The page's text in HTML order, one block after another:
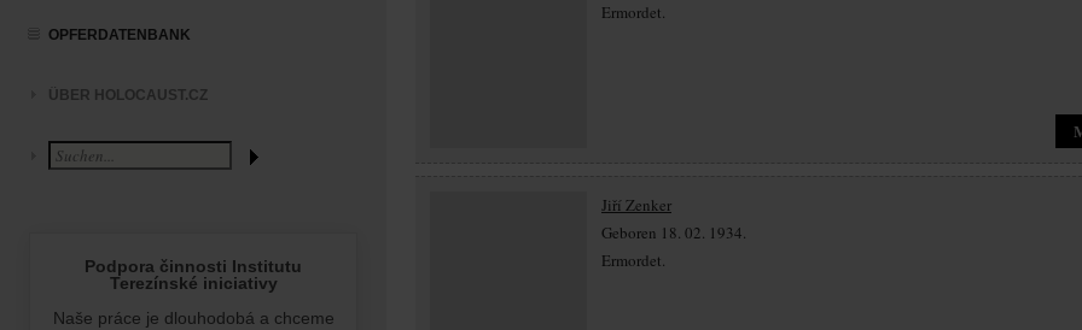
OPFERDATENBANK
ÜBER HOLOCAUST.CZ
Ermordet.
Jiří Zenker
Geboren 18. 02. 1934.
Ermordet.